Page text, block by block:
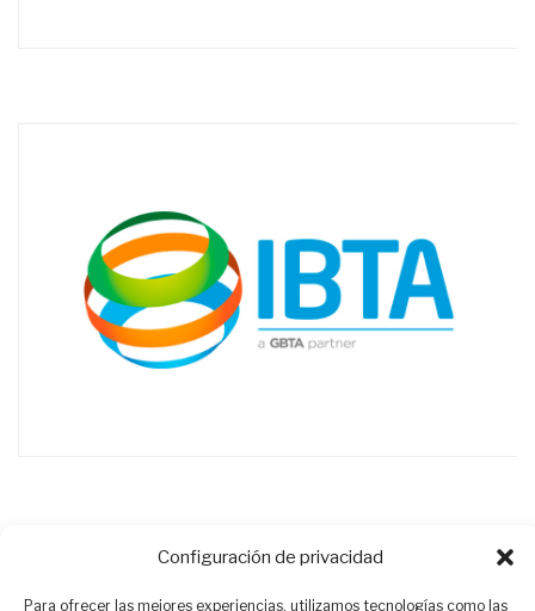
Configuración de privacidad
Para ofrecer las mejores experiencias, utilizamos tecnologías como las